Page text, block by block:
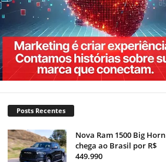
Posts Recentes
Nova Ram 1500 Big Horn
chega ao Brasil por R$
449.990